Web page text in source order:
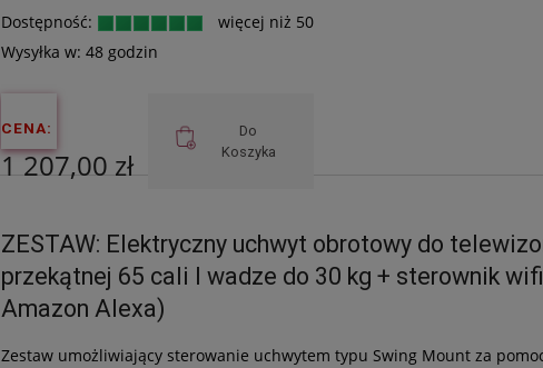
Dostępność:
więcej niż 50
Wysyłka w: 48 godzin
CENA:
1 207,00 zł
981,30 zł
Do
Koszyka
ZESTAW: Elektryczny uchwyt obrotowy do
przekątnej 65 cali I wadze do 30 kg + sterownik
Amazon Alexa)
Zestaw umożliwiający sterowanie uchwytem typu Swing Mount za